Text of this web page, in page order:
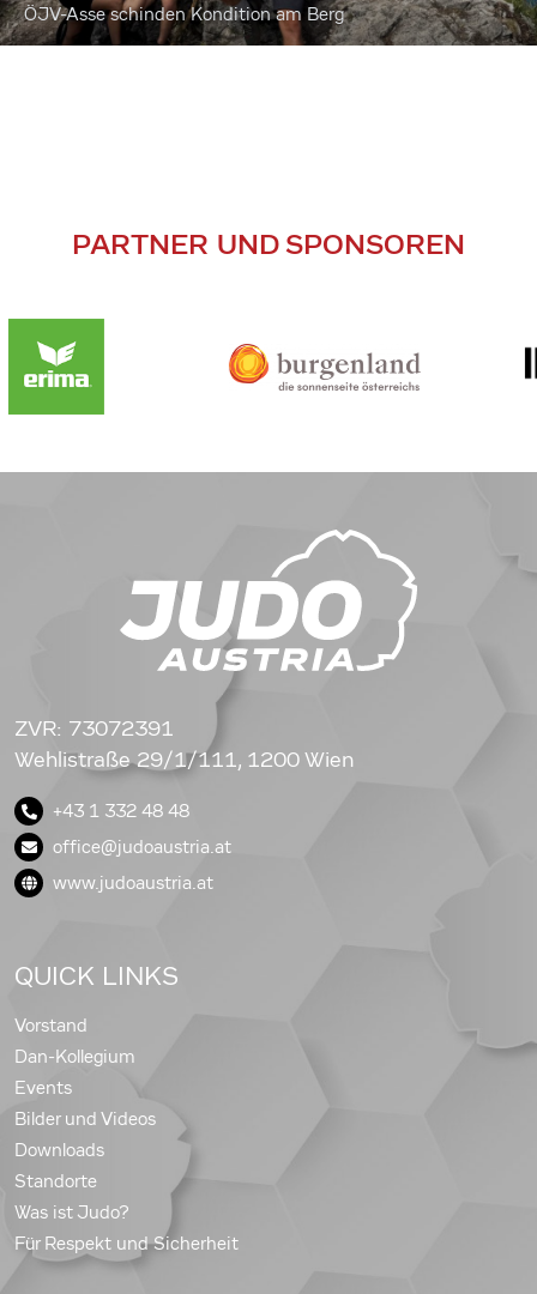
ÖJV-Asse schinden Kondition am Berg
PARTNER UND SPONSOREN
ZVR: 73072391
Wehlistraße 29/1/111, 1200 Wien
+43 1 332 48 48
office@judoaustria.at
www.judoaustria.at
QUICK LINKS
Vorstand
Dan-Kollegium
Events
Bilder und Videos
Downloads
Standorte
Was ist Judo?
Für Respekt und Sicherheit